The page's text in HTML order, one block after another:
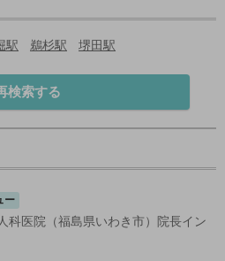
駅 鵜杉駅 堺田駅
検索する
ー
科医院（福島県いわき市）院長イン